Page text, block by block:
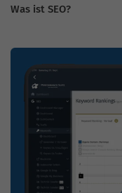
Was ist SEO?